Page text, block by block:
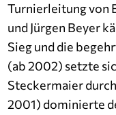
Turnierleitung von
und Jürgen Beyer
Sieg und die
(ab 2002) setzte
Steckermaier
2001) dominierte